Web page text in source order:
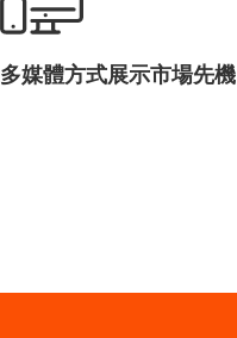
多媒體方式展示市場先機